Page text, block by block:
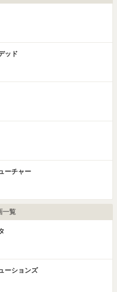
ッド
ーチャー
一覧
ーションズ